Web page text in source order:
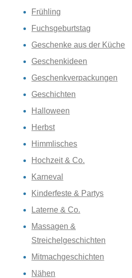
Frühling
Fuchsgeburtstag
Geschenke aus der Küche
Geschenkideen
Geschenkverpackungen
Geschichten
Halloween
Herbst
Himmlisches
Hochzeit & Co.
Karneval
Kinderfeste & Partys
Laterne & Co.
Massagen &
Streichelgeschichten
Mitmachgeschichten
Nähen